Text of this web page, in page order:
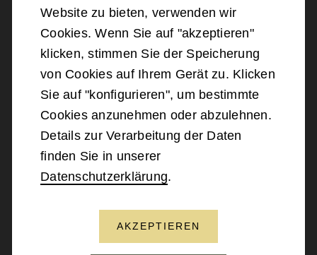
2026Bundesministerium für Landesverteidigung
Barrierefreiheit
Datenschutz
Kontakt
Website zu bieten, verwenden wir
Cookies. Wenn Sie auf "akzeptieren"
klicken, stimmen Sie der Speicherung
von Cookies auf Ihrem Gerät zu. Klicken
Sie auf "konfigurieren", um bestimmte
Cookies anzunehmen oder abzulehnen.
Details zur Verarbeitung der Daten
finden Sie in unserer
Datenschutzerklärung.
AKZEPTIEREN